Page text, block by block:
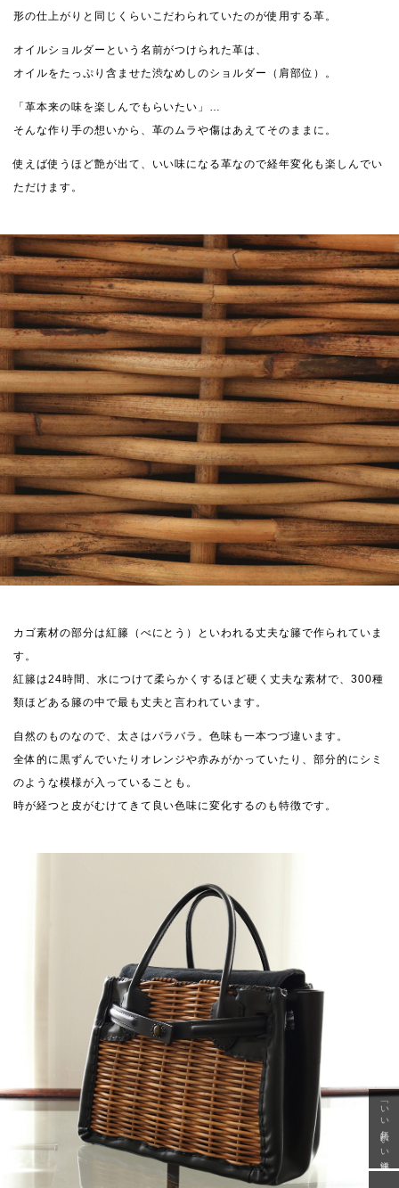
形の仕上がりと同じくらいこだわられていたのが使用する革。
オイルショルダーという名前がつけられた革は、
オイルをたっぷり含ませた渋なめしのショルダー（肩部位）。
「革本来の味を楽しんでもらいたい」…
そんな作り手の想いから、革のムラや傷はあえてそのままに。
使えば使うほど艶が出て、いい味になる革なので経年変化も楽しんでい
ただけます。
カゴ素材の部分は紅籐（べにとう）といわれる丈夫な籐で作られていま
す。
紅籐は24時間、水につけて柔らかくするほど硬く丈夫な素材で、300種
類ほどある籐の中で最も丈夫と言われています。
自然のものなので、太さはバラバラ。色味も一本つづ違います。
全体的に黒ずんでいたりオレンジや赤みがかっていたり、部分的にシミ
のような模様が入っていることも。
時が経つと皮がむけてきて良い色味に変化するのも特徴です。
「いい年齢 いい洋服」